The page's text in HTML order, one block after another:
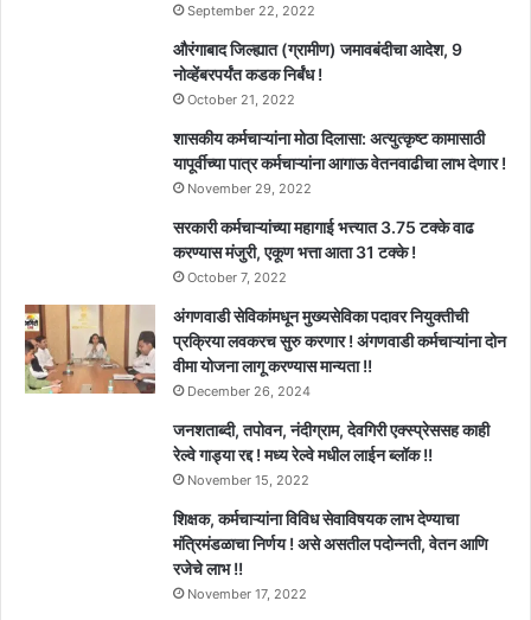
September 22, 2022
औरंगाबाद जिल्ह्यात (ग्रामीण) जमावबंदीचा आदेश, 9
नोव्हेंबरपर्यंत कडक निर्बंध !
October 21, 2022
शासकीय कर्मचाऱ्यांना मोठा दिलासा: अत्युत्कृष्ट कामासाठी
यापूर्वीच्या पात्र कर्मचाऱ्यांना आगाऊ वेतनवाढीचा लाभ देणार !
November 29, 2022
सरकारी कर्मचाऱ्यांच्या महागाई भत्त्यात 3.75 टक्के वाढ
करण्यास मंजुरी, एकूण भत्ता आता 31 टक्के !
October 7, 2022
अंगणवाडी सेविकांमधून मुख्यसेविका पदावर नियुक्तीची
प्रक्रिया लवकरच सुरु करणार ! अंगणवाडी कर्मचाऱ्यांना दोन
वीमा योजना लागू करण्यास मान्यता !!
December 26, 2024
जनशताब्दी, तपोवन, नंदीग्राम, देवगिरी एक्स्प्रेससह काही
रेल्वे गाड्या रद्द ! मध्य रेल्वे मधील लाईन ब्लॉक !!
November 15, 2022
शिक्षक, कर्मचाऱ्यांना विविध सेवाविषयक लाभ देण्याचा
मंत्रिमंडळाचा निर्णय ! असे असतील पदोन्नती, वेतन आणि
रजेचे लाभ !!
November 17, 2022